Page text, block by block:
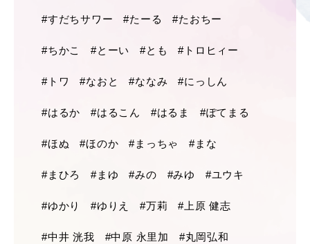
#すだちサワー #たーる #たおちー
#ちかこ #とーい #とも #トロヒィー
#トワ #なおと #ななみ #にっしん
#はるか #はるこん #はるま #ぽてまる
#ほぬ #ほのか #まっちゃ #まな
#まひろ #まゆ #みの #みゆ #ユウキ
#ゆかり #ゆりえ #万莉 #上原 健志
#中井 洸我 #中原 永里加 #丸岡弘和